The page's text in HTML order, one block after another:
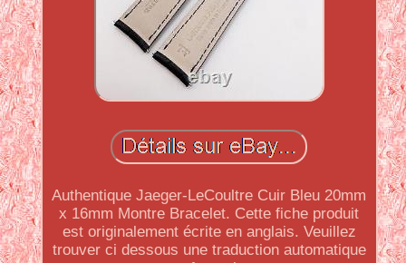
Authentique Jaeger-LeCoultre Cuir Bleu 20mm
x 16mm Montre Bracelet. Cette fiche produit
est originalement écrite en anglais. Veuillez
trouver ci dessous une traduction automatique